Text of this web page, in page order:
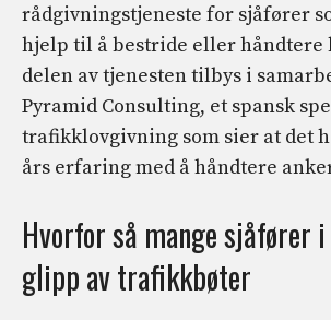
rådgivningstjeneste for sjåfører
hjelp til å bestride eller håndtere
delen av tjenesten tilbys i
Pyramid Consulting, et spansk
trafikklovgivning som sier at det
års erfaring med å håndtere
Hvorfor så mange sjåfører
glipp av trafikkbøter